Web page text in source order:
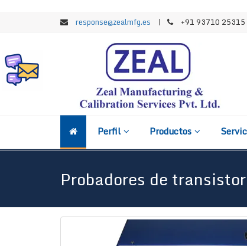
response@zealmfg.es | +91 93710 25315
Perfil Productos
Probadores de